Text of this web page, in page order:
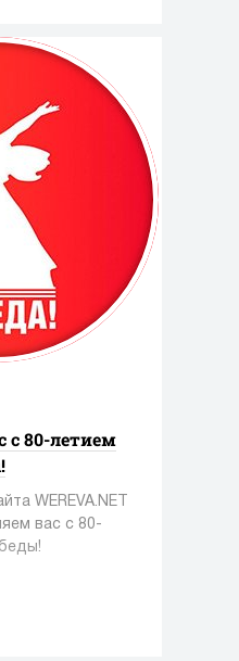
с 80-летием
WEREVA.NET
вас с 80-